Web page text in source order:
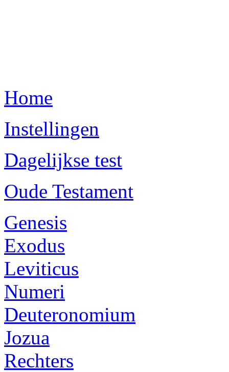
Home
Instellingen
Dagelijkse test
Oude Testament
Genesis
Exodus
Leviticus
Numeri
Deuteronomium
Jozua
Rechters